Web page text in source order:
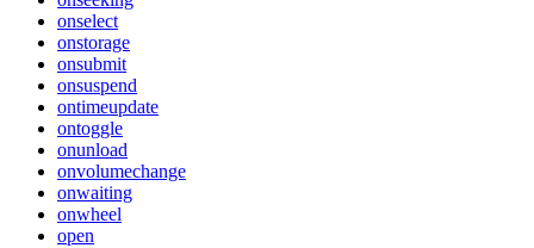
onselect
onstorage
onsubmit
onsuspend
ontimeupdate
ontoggle
onunload
onvolumechange
onwaiting
onwheel
open